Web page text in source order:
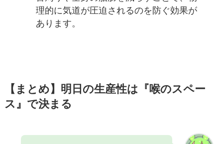
理的に気道が圧迫されるのを防ぐ効果が
あります。
【まとめ】明日の生産性は『喉のスペー
ス』で決まる